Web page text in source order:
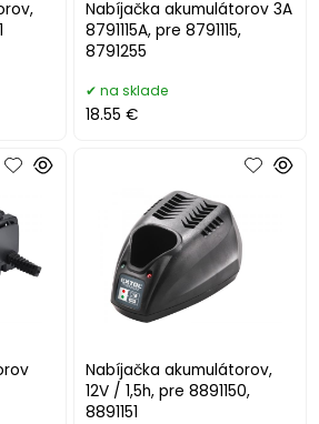
Nabíjačka akumulátorov 3A
8791115A, pre 8791115,
8791255
na sklade
18.55 €
Nabíjačka akumulátorov,
12V / 1,5h, pre 8891150,
8891151